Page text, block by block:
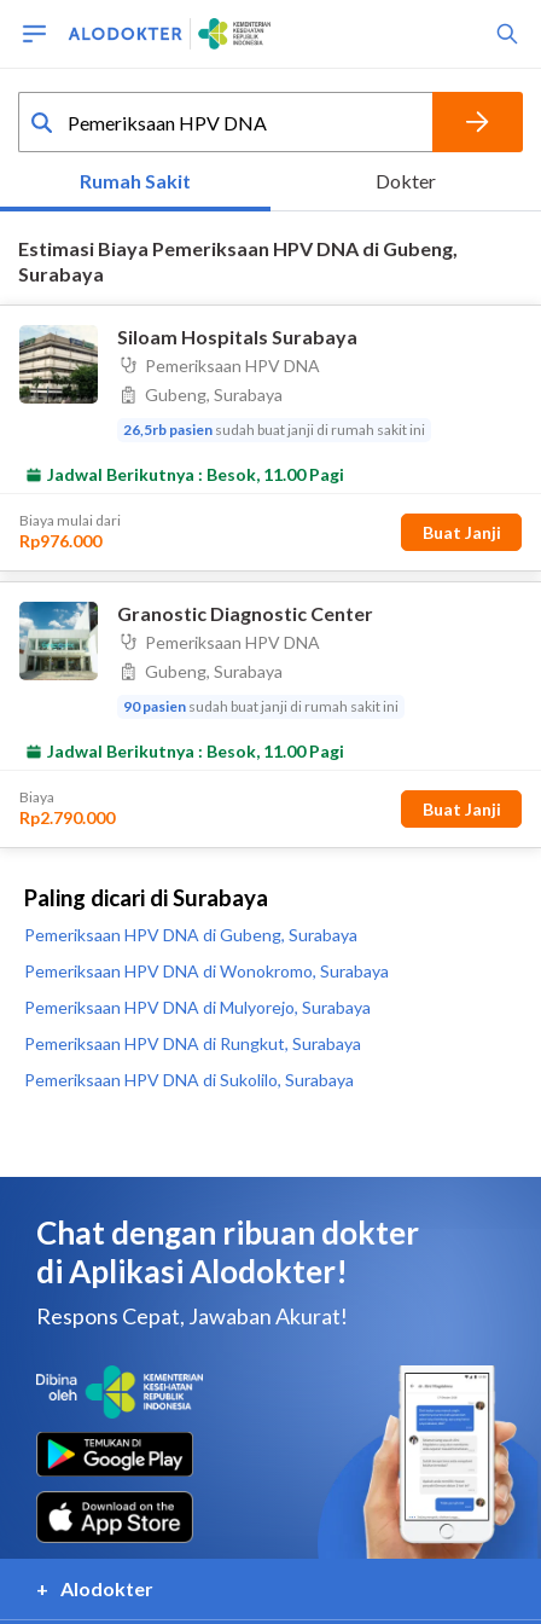
Paling dicari di Surabaya
Pemeriksaan HPV DNA di Gubeng, Surabaya
Pemeriksaan HPV DNA di Wonokromo, Surabaya
Pemeriksaan HPV DNA di Mulyorejo, Surabaya
Pemeriksaan HPV DNA di Rungkut, Surabaya
Pemeriksaan HPV DNA di Sukolilo, Surabaya